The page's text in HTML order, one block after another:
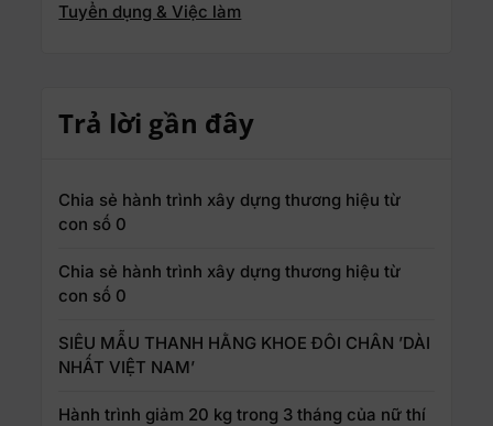
Tuyển dụng & Việc làm
Trả lời gần đây
Chia sẻ hành trình xây dựng thương hiệu từ
con số 0
Chia sẻ hành trình xây dựng thương hiệu từ
con số 0
SIÊU MẪU THANH HẰNG KHOE ĐÔI CHÂN ’DÀI
NHẤT VIỆT NAM’
Hành trình giảm 20 kg trong 3 tháng của nữ thí